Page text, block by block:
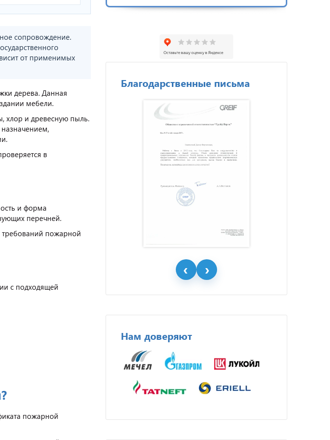
сопровождение.
от применимых
дерева. Данная
мебели.
хлор и древесную пыль.
в
и форма
перечней.
требований пожарной
с подходящей
пожарной
Благодарственные письма
Нам доверяют